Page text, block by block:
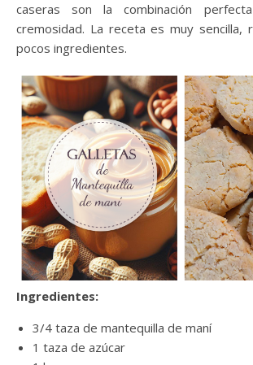
caseras son la combinación
cremosidad. La receta es muy sencilla,
pocos ingredientes.
Ingredientes:
3/4 taza de mantequilla de maní
1 taza de azúcar